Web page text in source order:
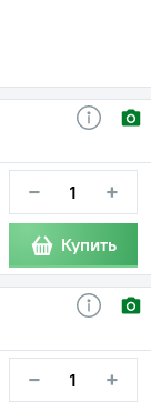
− +
Купить
− +